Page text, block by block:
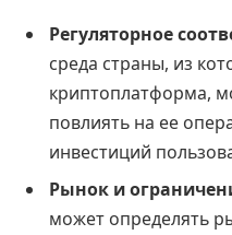
Регуляторное
среда страны, из
криптоплатформа,
повлиять на ее
инвестиций
Рынок и
может определять